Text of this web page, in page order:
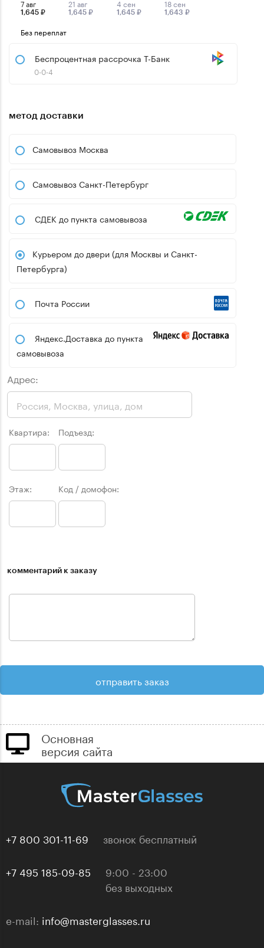
7 авг
1,645 ₽
21 авг
1,645 ₽
4 сен
1,645 ₽
18 сен
1,643 ₽
Без переплат
Беспроцентная рассрочка Т-Банк
0-0-4
метод доставки
Самовывоз Москва
Самовывоз Санкт-Петербург
СДЕК до пункта самовывоза
Курьером до двери (для Москвы и Санкт-
Петербурга)
Почта России
Яндекс.Доставка до пункта
самовывоза
Адрес:
Квартира: Подъезд:
Этаж: Код / домофон:
комментарий к заказу
Основная
версия сайта
+7 800 301-11-69 звонок бесплатный
+7 495 185-09-85
9:00 - 23:00
без выходных
e-mail: info@masterglasses.ru